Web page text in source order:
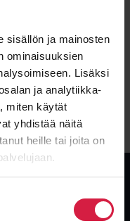
sisällön ja mainosten
ominaisuuksien
Lisäksi
ja analytiikka-
miten käytät
yhdistää näitä
heille tai joita on
tiedot